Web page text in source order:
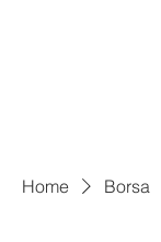
Home Borsa